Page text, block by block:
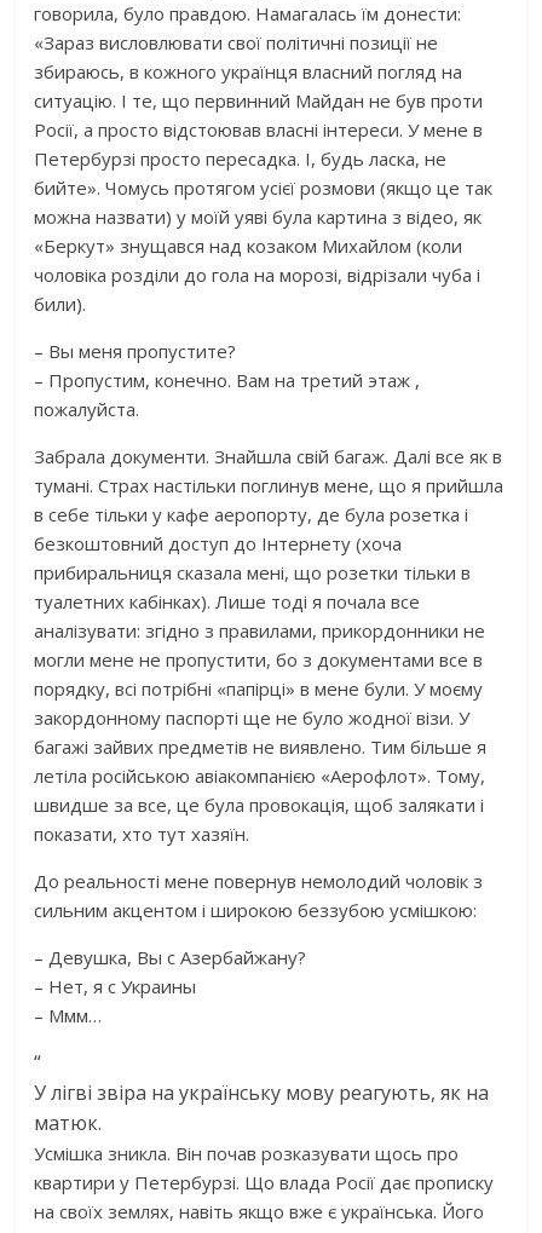
говорила, було правдою. Намагалась їм донести:
«Зараз висловлювати свої політичні позиції не
збираюсь, в кожного українця власний погляд на
ситуацію. І те, що первинний Майдан не був проти
Росії, а просто відстоював власні інтереси. У мене в
Петербурзі просто пересадка. І, будь ласка, не
бийте». Чомусь протягом усієї розмови (якщо це так
можна назвати) у моїй уяві була картина з відео, як
«Беркут» знущався над козаком Михайлом (коли
чоловіка розділи до гола на морозі, відрізали чуба і
били).
– Вы меня пропустите?
– Пропустим, конечно. Вам на третий этаж ,
пожалуйста.
Забрала документи. Знайшла свій багаж. Далі все як в
тумані. Страх настільки поглинув мене, що я прийшла
в себе тільки у кафе аеропорту, де була розетка і
безкоштовний доступ до Інтернету (хоча
прибиральниця сказала мені, що розетки тільки в
туалетних кабінках). Лише тоді я почала все
аналізувати: згідно з правилами, прикордонники не
могли мене не пропустити, бо з документами все в
порядку, всі потрібні «папірці» в мене були. У моєму
закордонному паспорті ще не було жодної візи. У
багажі зайвих предметів не виявлено. Тим більше я
летіла російською авіакомпанією «Аерофлот». Тому,
швидше за все, це була провокація, щоб залякати і
показати, хто тут хазяїн.
До реальності мене повернув немолодий чоловік з
сильним акцентом і широкою беззубою усмішкою:
– Девушка, Вы с Азербайжану?
– Нет, я с Украины
– Ммм…
“
У лігві звіра на українську мову реагують, як на
матюк.
Усмішка зникла. Він почав розказувати щось про
квартири у Петербурзі. Що влада Росії дає прописку
на своїх землях, навіть якщо вже є українська. Його